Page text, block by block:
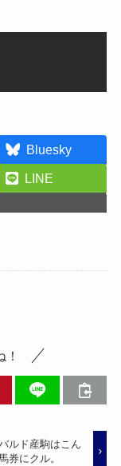
Bluesky
LINE
ルド産駒はこん
券にクル。